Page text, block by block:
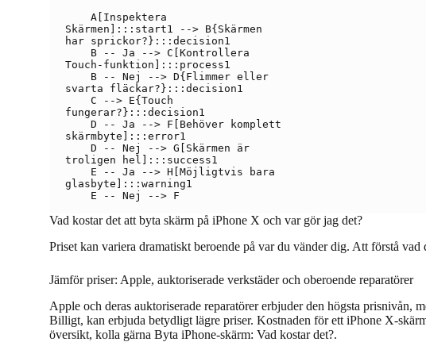
    A[Inspektera
Skärmen]:::start1 --> B{Skärmen
har sprickor?}:::decision1
    B -- Ja --> C[Kontrollera
Touch-funktion]:::process1
    B -- Nej --> D{Flimmer eller
svarta fläckar?}:::decision1
    C --> E{Touch
fungerar?}:::decision1
    D -- Ja --> F[Behöver komplett
skärmbyte]:::error1
    D -- Nej --> G[Skärmen är
troligen hel]:::success1
    E -- Ja --> H[Möjligtvis bara
glasbyte]:::warning1
Vad kostar det att byta skärm på iPhone X och var gör jag det?
Priset kan variera dramatiskt beroende på var du vänder dig. Att förstå
Jämför priser: Apple, auktoriserade verkstäder och oberoende reparatörer
Apple och deras auktoriserade reparatörer erbjuder den högsta prisnivån,
Billigt, kan erbjuda betydligt lägre priser. Kostnaden för ett iPhone X-
översikt, kolla gärna Byta iPhone-skärm: Vad kostar det?.